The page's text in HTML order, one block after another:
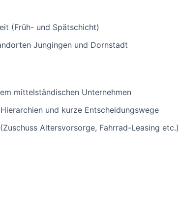
(Früh- und Spätschicht)
Jungingen und Dornstadt
mittelständischen Unternehmen
und kurze Entscheidungswege
Altersvorsorge, Fahrrad-Leasing etc.)